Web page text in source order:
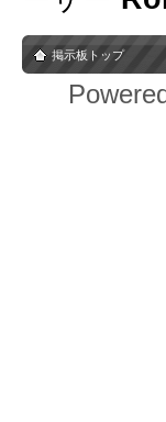
掲示板トップ